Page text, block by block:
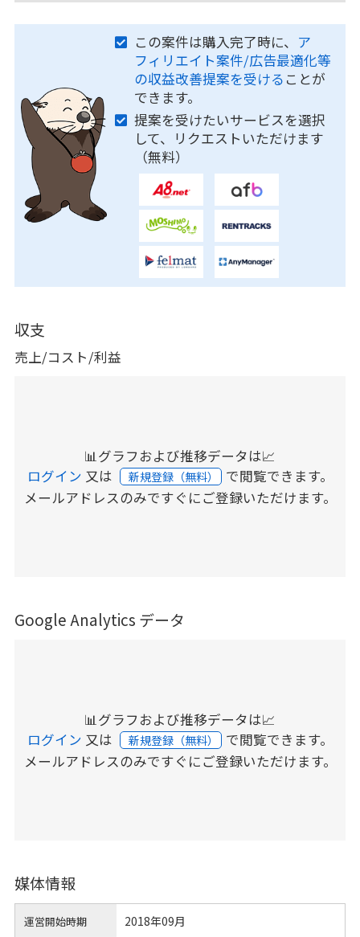
この案件は購入完了時に、 ア
フィリエイト案件/広告最適化等
の収益改善提案を受ける ことが
できます。
提案を受けたいサービスを選択
して、リクエストいただけます
（無料）
収支
売上/コスト/利益
📊グラフおよび推移データは📈
ログイン 又は 新規登録（無料） で閲覧できます。
メールアドレスのみですぐにご登録いただけます。
Google Analytics データ
📊グラフおよび推移データは📈
ログイン 又は 新規登録（無料） で閲覧できます。
メールアドレスのみですぐにご登録いただけます。
媒体情報
運営開始時期 2018年09月